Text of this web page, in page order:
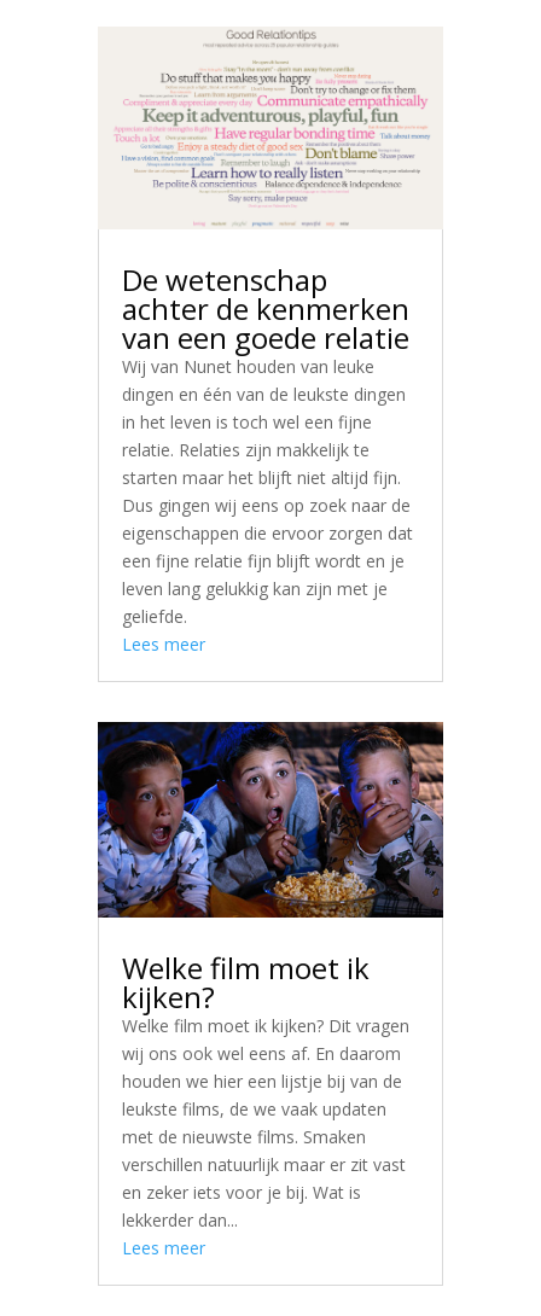
De wetenschap
achter de kenmerken
van een goede relatie
Wij van Nunet houden van leuke
dingen en één van de leukste dingen
in het leven is toch wel een fijne
relatie. Relaties zijn makkelijk te
starten maar het blijft niet altijd fijn.
Dus gingen wij eens op zoek naar de
eigenschappen die ervoor zorgen dat
een fijne relatie fijn blijft wordt en je
leven lang gelukkig kan zijn met je
geliefde.
Lees meer
Welke film moet ik
kijken?
Welke film moet ik kijken? Dit vragen
wij ons ook wel eens af. En daarom
houden we hier een lijstje bij van de
leukste films, de we vaak updaten
met de nieuwste films. Smaken
verschillen natuurlijk maar er zit vast
en zeker iets voor je bij. Wat is
lekkerder dan...
Lees meer